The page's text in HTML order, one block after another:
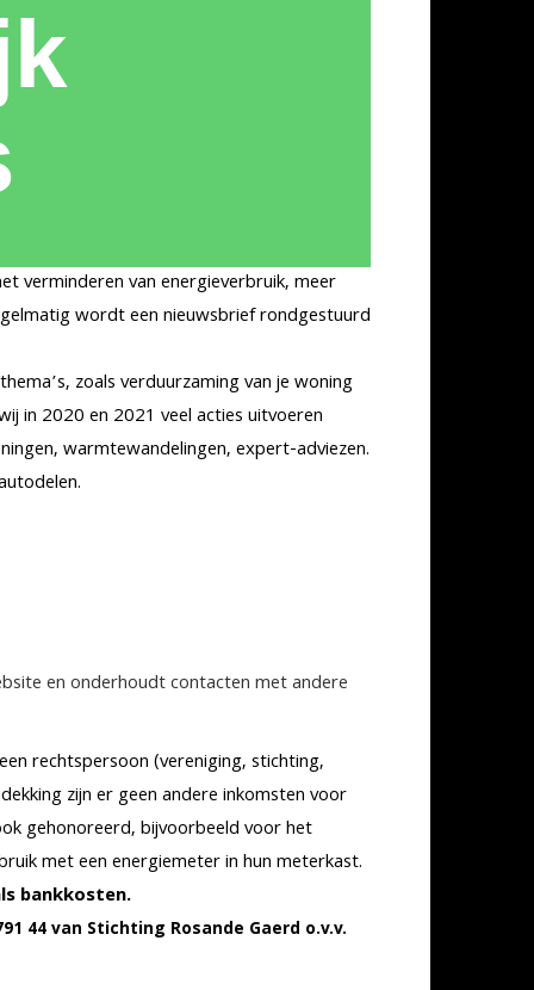
verminderen van energieverbruik, meer
wordt een nieuwsbrief rondgestuurd
zoals verduurzaming van je woning
in 2020 en 2021 veel acties uitvoeren
warmtewandelingen, expert-adviezen.
en onderhoudt contacten met andere
rechtspersoon (vereniging, stichting,
zijn er geen andere inkomsten voor
gehonoreerd, bijvoorbeeld voor het
met een energiemeter in hun meterkast.
bankkosten.
44 van Stichting Rosande Gaerd o.v.v.